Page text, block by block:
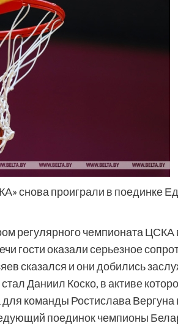
снова проиграли в поединке
регулярного чемпионата ЦСКА
гости оказали серьезное
сказался и они добились
Даниил Коско, в активе
команды Ростислава
поединок чемпионы